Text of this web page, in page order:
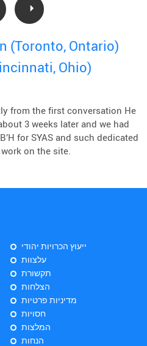
(Toronto, Ontario)
Ohio)
from the first conversation He
3 weeks later and we had
for SYAS and such dedicated
on the site.
ייעוץ הכרויות יהודי
עלצוות
תקשורת
הצלחות
מדיניות פרטיות
חסויות
המלצות
הנחות